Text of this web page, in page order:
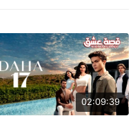
02:09:39